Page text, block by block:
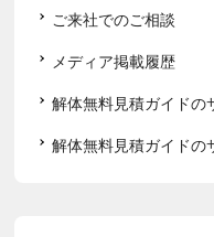
ご来社でのご相談
メディア掲載履歴
解体無料見積ガイドの
解体無料見積ガイドの